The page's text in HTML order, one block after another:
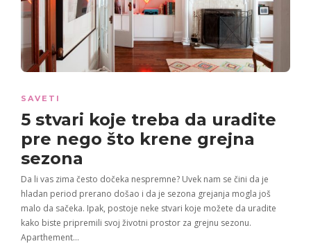
SAVETI
5 stvari koje treba da uradite
pre nego što krene grejna
sezona
Da li vas zima često dočeka nespremne? Uvek nam se čini da je
hladan period prerano došao i da je sezona grejanja mogla još
malo da sačeka. Ipak, postoje neke stvari koje možete da uradite
kako biste pripremili svoj životni prostor za grejnu sezonu.
Aparthement…